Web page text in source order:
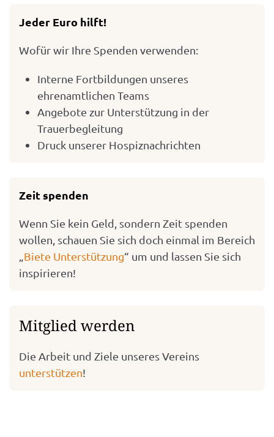
Jeder Euro hilft!
Wofür wir Ihre Spenden verwenden:
Interne Fortbildungen unseres
ehrenamtlichen Teams
Angebote zur Unterstützung in der
Trauerbegleitung
Druck unserer Hospiznachrichten
Zeit spenden
Wenn Sie kein Geld, sondern Zeit spenden
wollen, schauen Sie sich doch einmal im Bereich
Biete Unterstützung“ um und lassen Sie sich
inspirieren!
Mitglied werden
Die Arbeit und Ziele unseres Vereins
unterstützen!